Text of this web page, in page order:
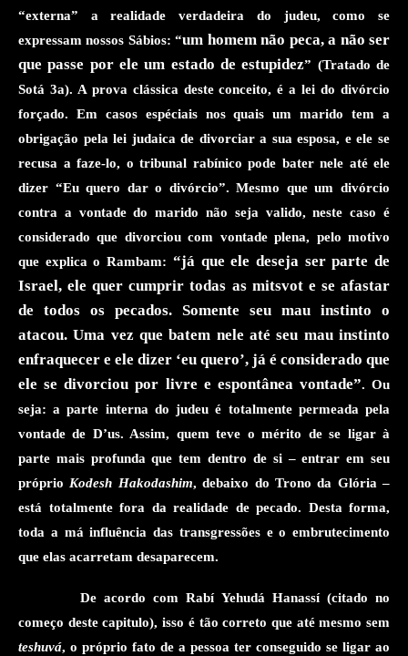
“externa” a realidade verdadeira do judeu,como se
expressam nossos Sábios: “um homem não peca, a não ser
quepasse por ele um estado de estupidez” (Tratado de
Sotá 3a). A prova clássica deste conceito, é a lei do divórcio
forçado. Em casos espéciais nos quais um marido tem a
obrigação pela lei judaica de divorciar a sua esposa, e ele se
recusa a faze-lo, o tribunal rabínico pode bater nele até ele
dizer “Eu quero dar o divórcio”. Mesmo que um divórcio
contra a vontade do marido não seja valido, neste caso é
considerado que divorciou com vontade plena, pelo motivo
que explica oRambam: “já que ele deseja ser parte de
Israel, ele quer cumprir todas as mitsvot e se afastar
de todos os pecados. Somente seu mau instinto o
atacou. Uma vez que batem nele até seu mau instinto
enfraquecer e ele dizer ‘eu quero’, já é considerado que
ele se divorciou por livre e espontânea vontade”. Ou
seja: a parte interna do judeu é totalmente permeada pela
vontade de D’us. Assim, quem teve o mérito de se ligar à
parte mais profunda que tem dentro de si – entrar em seu
próprio Kodesh Hakodashim, debaixo do Trono da Glória –
está totalmente fora da realidade de pecado. Desta forma,
toda a má influência das transgressões e o embrutecimento
que elas acarretam desaparecem.
De acordo com Rabí Yehudá Hanassí (citado no
começo deste capitulo), isso é tão correto que até mesmo sem
teshuvá, o próprio fato de a pessoa ter conseguido se ligar ao